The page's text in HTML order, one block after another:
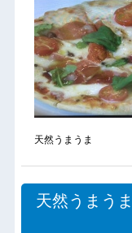
天然うまうま
天然うまう